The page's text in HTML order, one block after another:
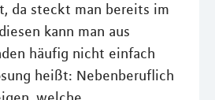
da steckt man bereits im
kann man aus
häufig nicht einfach
heißt: Nebenberuflich